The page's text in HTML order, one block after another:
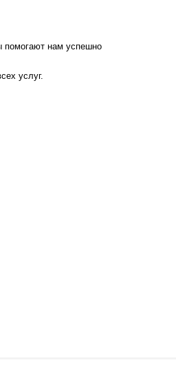
помогают нам успешно
услуг.